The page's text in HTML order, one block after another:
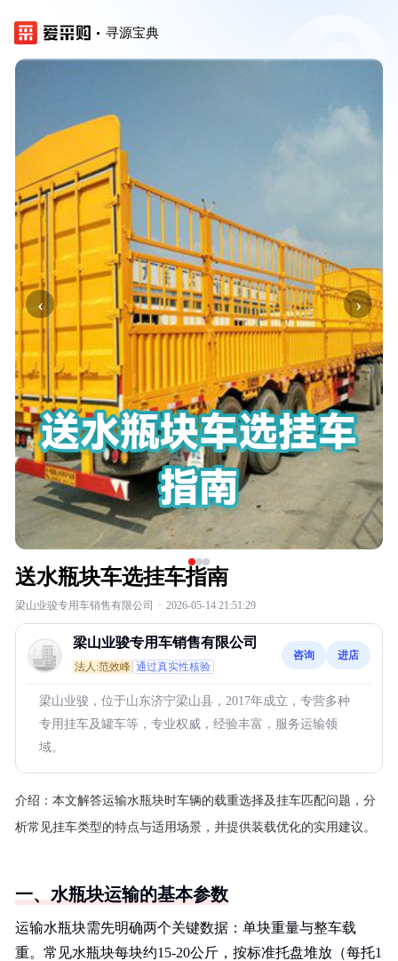
寻源宝典
‹ ›
送水瓶块车选挂车指南
梁山业骏专用车销售有限公司 · 2026-05-14 21:51:29
梁山业骏专用车销售有限公司
法人:范效峰 通过真实性核验
咨询 进店
梁山业骏，位于山东济宁梁山县，2017年成立，专营多种
专用挂车及罐车等，专业权威，经验丰富，服务运输领
域。
介绍： 本文解答运输水瓶块时车辆的载重选择及挂车匹配问题，分
析常见挂车类型的特点与适用场景，并提供装载优化的实用建议。
一、水瓶块运输的基本参数
运输水瓶块需先明确两个关键数据：单块重量与整车载
重。常见水瓶块每块约15-20公斤，按标准托盘堆放（每托1